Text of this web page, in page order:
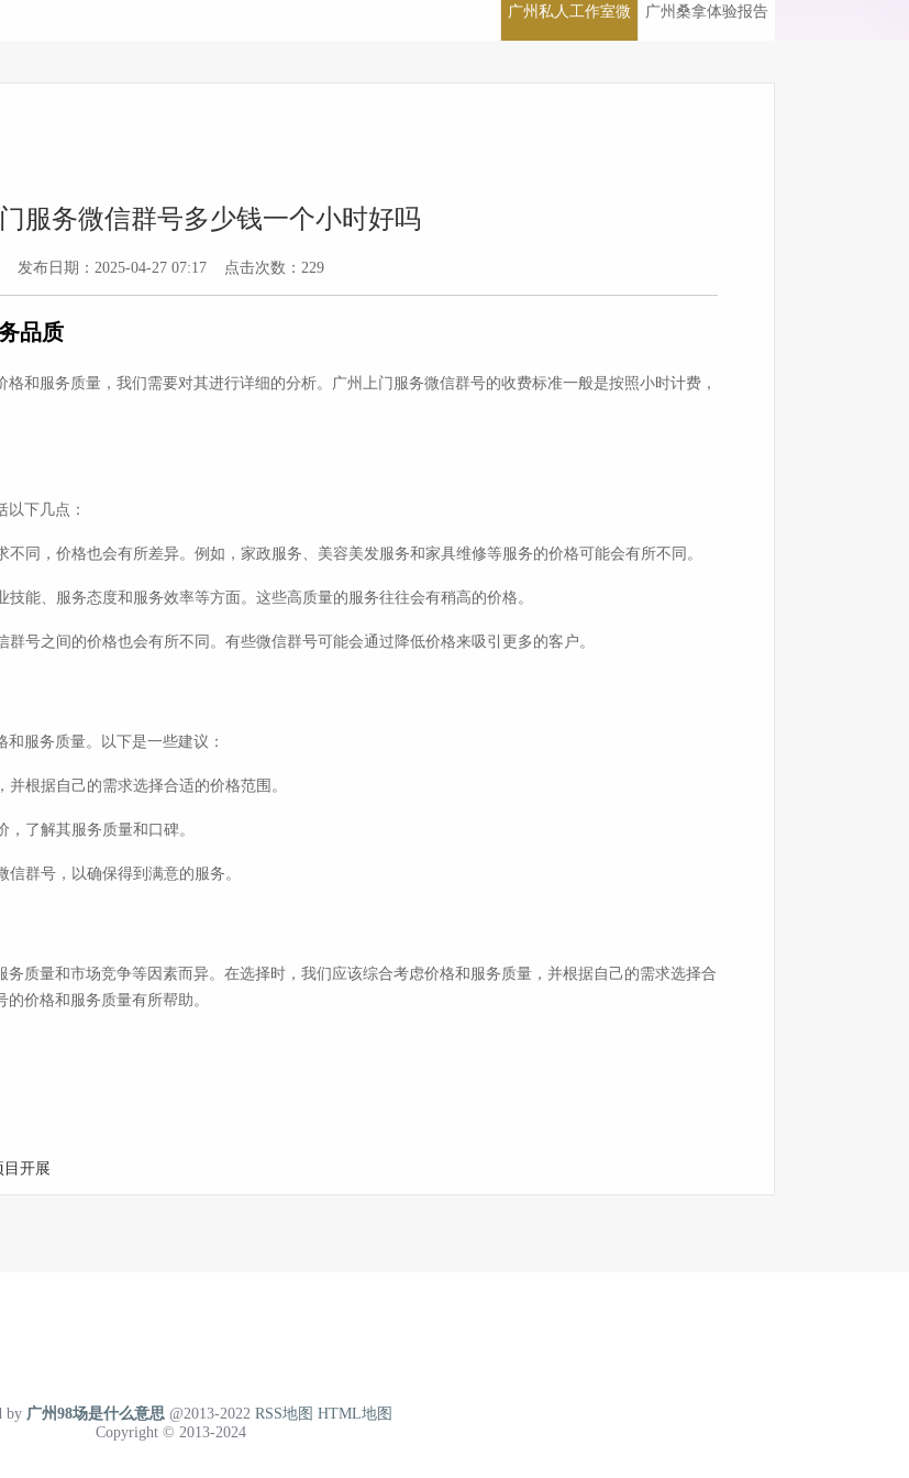
广州私人工作室微 广州桑拿体验报告
服务微信群号多少钱一个小时好吗
发布日期：2025-04-27 07:17 点击次数：229
品质
和服务质量，我们需要对其进行详细的分析。广州上门服务微信群号的收费标准一般是按照小时计费，
下几点：
同，价格也会有所差异。例如，家政服务、美容美发服务和家具维修等服务的价格可能会有所不同。
能、服务态度和服务效率等方面。这些高质量的服务往往会有稍高的价格。
号之间的价格也会有所不同。有些微信群号可能会通过降低价格来吸引更多的客户。
服务质量。以下是一些建议：
根据自己的需求选择合适的价格范围。
了解其服务质量和口碑。
群号，以确保得到满意的服务。
质量和市场竞争等因素而异。在选择时，我们应该综合考虑价格和服务质量，并根据自己的需求选择合
价格和服务质量有所帮助。
目开展
by 广州98场是什么意思 @2013-2022 RSS地图 HTML地图
Copyright © 2013-2024